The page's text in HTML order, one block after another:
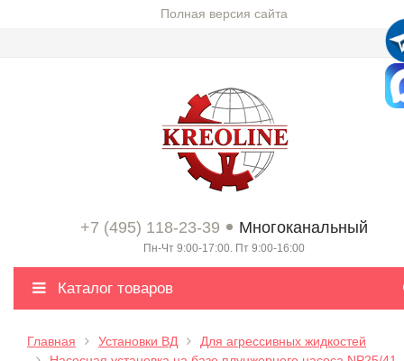
Полная версия сайта
+7 (495) 118-23-39 Многоканальный
Пн-Чт 9:00-17:00. Пт 9:00-16:00
Каталог товаров
Главная Установки ВД
Для агрессивных жидкостей